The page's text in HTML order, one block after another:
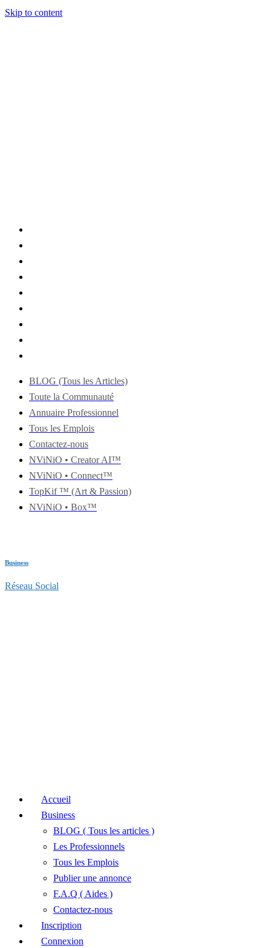
Skip to content
BLOG (Tous les Articles)
Toute la Communauté
Annuaire Professionnel
Tous les Emplois
Contactez-nous
NViNiO • Creator AI™
NViNiO • Connect™
TopKif ™ (Art & Passion)
NViNiO • Box™
Business
Réseau Social
Accueil
Business
BLOG ( Tous les articles )
Les Professionnels
Tous les Emplois
Publier une annonce
F.A.Q ( Aides )
Contactez-nous
Inscription
Connexion